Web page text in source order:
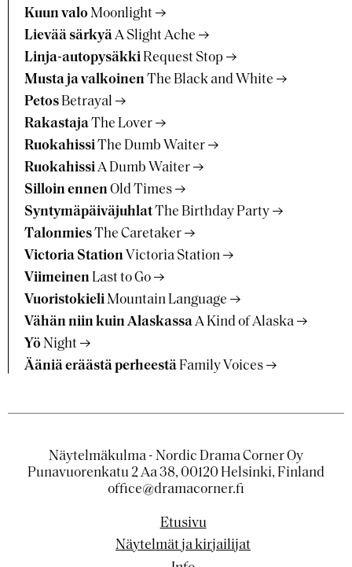
Kuun valoMoonlight
Lievää särkyäA Slight Ache
Linja-autopysäkki Request Stop
Musta ja valkoinenThe Black and White
Petos Betrayal
RakastajaThe Lover
RuokahissiThe Dumb Waiter
RuokahissiA Dumb Waiter
Silloin ennenOld Times
SyntymäpäiväjuhlatThe Birthday Party
TalonmiesThe Caretaker
Victoria Station Victoria Station
Viimeinen Last to Go
VuoristokieliMountain Language
Vähän niin kuin AlaskassaA Kind of Alaska
YöNight
Ääniä eräästä perheestä Family Voices
Näytelmäkulma - Nordic Drama Corner Oy
Punavuorenkatu 2 Aa 38, 00120 Helsinki, Finland
office@dramacorner.fi
Etusivu
Näytelmät ja kirjailijat